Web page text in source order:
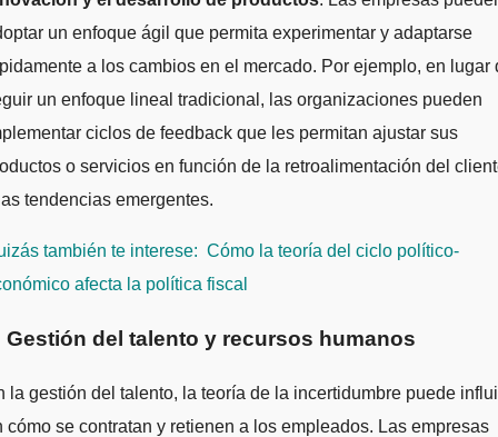
un enfoque ágil que permita experimentar y adaptarse
a los cambios en el mercado. Por ejemplo, en lugar
un enfoque lineal tradicional, las organizaciones pueden
ciclos de feedback que les permitan ajustar sus
o servicios en función de la retroalimentación del
tendencias emergentes.
también te interese: Cómo la teoría del ciclo político-
afecta la política fiscal
Gestión del talento y recursos humanos
la gestión del talento, la teoría de la incertidumbre puede
cómo se contratan y retienen a los empleados. Las empresas